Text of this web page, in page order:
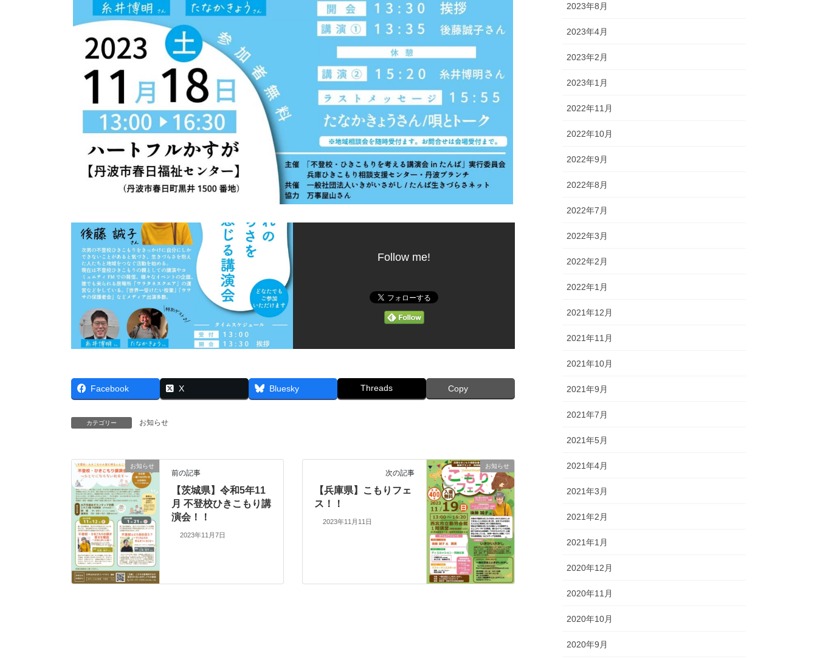
Follow me!
Facebook X Bluesky Threads Copy
カテゴリー お知らせ
お知らせ
前の記事
【茨城県】令和5年11
月 不登校ひきこもり講
演会！！
2023年11月7日
お知らせ
次の記事
【兵庫県】こもりフェ
ス！！
2023年11月11日
2023年8月
2023年4月
2023年2月
2023年1月
2022年11月
2022年10月
2022年9月
2022年8月
2022年7月
2022年3月
2022年2月
2022年1月
2021年12月
2021年11月
2021年10月
2021年9月
2021年7月
2021年5月
2021年4月
2021年3月
2021年2月
2021年1月
2020年12月
2020年11月
2020年10月
2020年9月